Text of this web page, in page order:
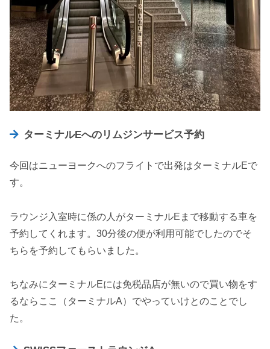
ターミナルEへのリムジンサービス予約
今回はニューヨークへのフライトで出発はターミナルEで
す。
ラウンジ入室時に係の人がターミナルEまで移動する車を
予約してくれます。30分後の便が利用可能でしたのでそ
ちらを予約してもらいました。
ちなみにターミナルEには免税品店が無いので買い物をす
るならここ（ターミナルA）でやっていけとのことでし
た。